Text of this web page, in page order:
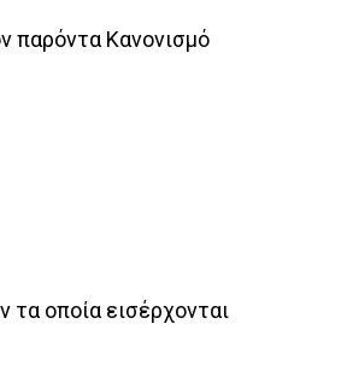
παρόντα Κανονισμό
οποία εισέρχονται